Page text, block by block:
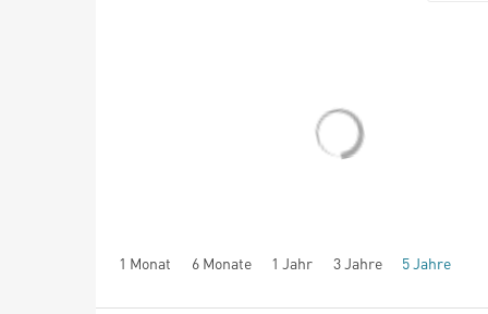
1 Monat 6 Monate 1 Jahr 3 Jahre 5 Jahre
seit Beginn